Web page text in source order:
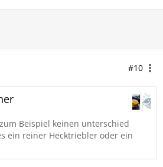
#10
Beispiel keinen unterschied
ein reiner Hecktriebler oder ein